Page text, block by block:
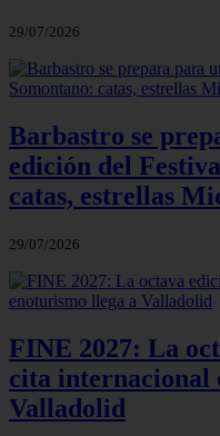
29/07/2026
Barbastro se
edición del
catas, estrellas
29/07/2026
FINE 2027: La
cita internacional
Valladolid